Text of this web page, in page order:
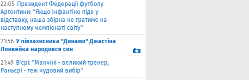
22:05 Президент Федерації футболу
Аргентини: "Якщо Інфантіно піде у
відставку, наша збірна не гратиме на
наступному чемпіонаті світу"
21:56 У півзахисника "Динамо" Джастіна
Лонвейка народився син
21:49 В'єрі: "Манчіні - великий тренер,
Раньєрі - теж чудовий вибір"